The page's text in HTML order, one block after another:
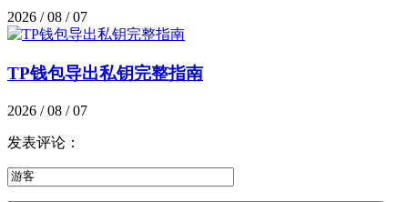
2026 / 08 / 07
TP钱包导出私钥完整指南
2026 / 08 / 07
发表评论：